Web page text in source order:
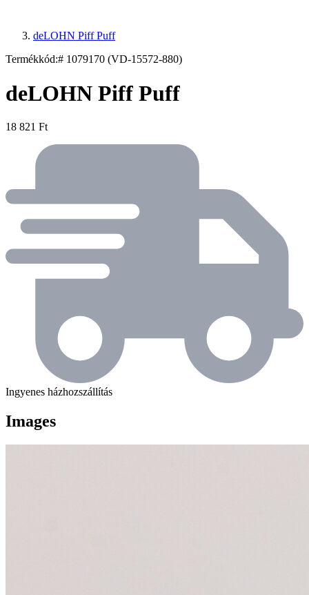
deLOHN Piff Puff
Termékkód:# 1079170 (VD-15572-880)
deLOHN Piff Puff
18 821 Ft
Ingyenes házhozszállítás
Images